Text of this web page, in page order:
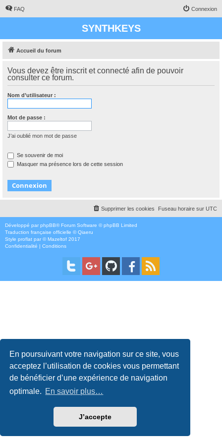
En poursuivant votre navigation sur ce site, vous
acceptez l’utilisation de cookies vous permettant
de bénéficier d’une expérience de navigation
optimale. En savoir plus…
J’accepte
FAQ Connexion
SYNTHKEYS
Accueil du forum
Vous devez être inscrit et connecté afin de pouvoir
consulter ce forum.
Nom d’utilisateur :
Mot de passe :
J’ai oublié mon mot de passe
Se souvenir de moi
Masquer ma présence lors de cette session
Fuseau horaire sur UTC
Supprimer les cookies
Développé par phpBB® Forum Software © phpBB Limited
Traduction française officielle ©Qiaeru
Style proflat par ©Mazeltof 2017
Confidentialité | Conditions